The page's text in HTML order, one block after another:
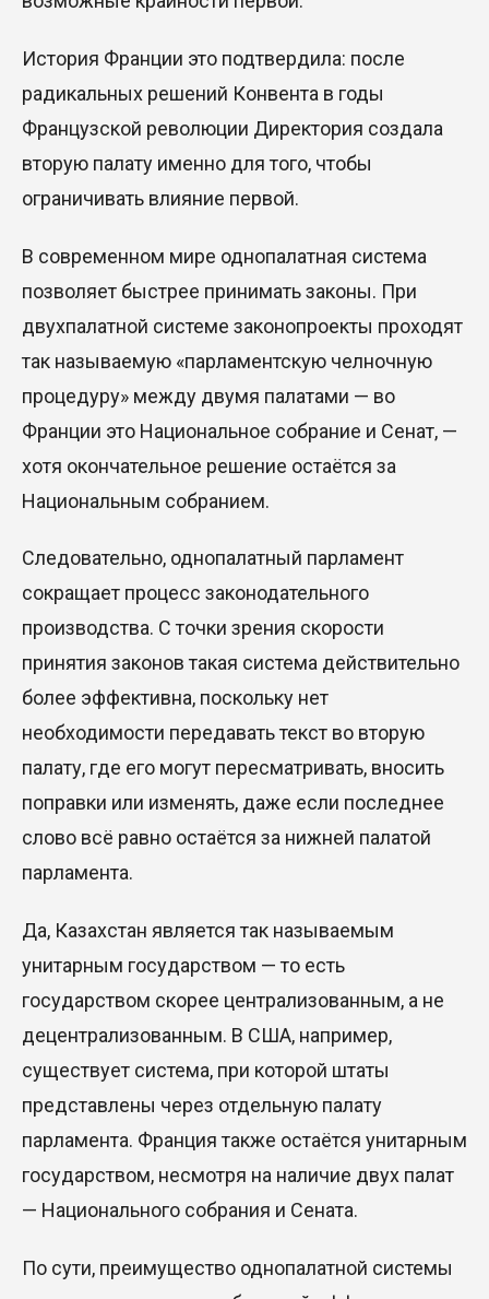
История Франции это подтвердила: после
радикальных решений Конвента в годы
Французской революции Директория создала
вторую палату именно для того, чтобы
ограничивать влияние первой.
В современном мире однопалатная система
позволяет быстрее принимать законы. При
двухпалатной системе законопроекты проходят
так называемую «парламентскую челночную
процедуру» между двумя палатами — во
Франции это Национальное собрание и Сенат, —
хотя окончательное решение остаётся за
Национальным собранием.
Следовательно, однопалатный парламент
сокращает процесс законодательного
производства. С точки зрения скорости
принятия законов такая система действительно
более эффективна, поскольку нет
необходимости передавать текст во вторую
палату, где его могут пересматривать, вносить
поправки или изменять, даже если последнее
слово всё равно остаётся за нижней палатой
парламента.
Да, Казахстан является так называемым
унитарным государством —то есть
государством скорее централизованным, а не
децентрализованным. В США, например,
существует система, при которой штаты
представлены через отдельную палату
парламента. Франция также остаётся унитарным
государством, несмотря на наличие двух палат
— Национального собрания и Сената.
По сути, преимущество однопалатной системы